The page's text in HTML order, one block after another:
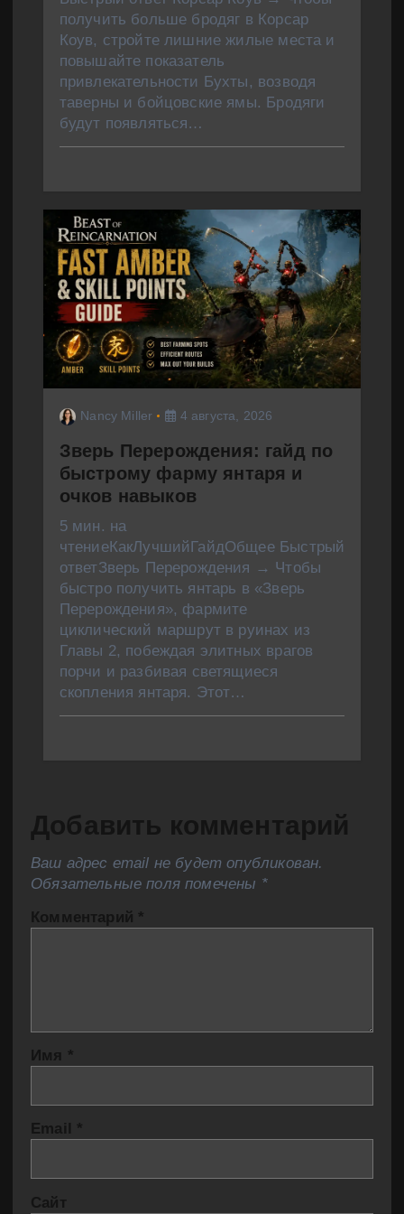
получить больше бродяг в Корсар
Коув, стройте лишние жилые места и
повышайте показатель
привлекательности Бухты, возводя
таверны и бойцовские ямы. Бродяги
будут появляться…
Nancy Miller 4 августа, 2026
Зверь Перерождения: гайд по
быстрому фарму янтаря и
очков навыков
5 мин. на
чтениеКакЛучшийГайдОбщее Быстрый
ответЗверь Перерождения → Чтобы
быстро получить янтарь в «Зверь
Перерождения», фармите
циклический маршрут в руинах из
Главы 2, побеждая элитных врагов
порчи и разбивая светящиеся
скопления янтаря. Этот…
Добавить комментарий
Ваш адрес email не будет опубликован.
Обязательные поля помечены *
Комментарий *
Имя *
Email *
Сайт